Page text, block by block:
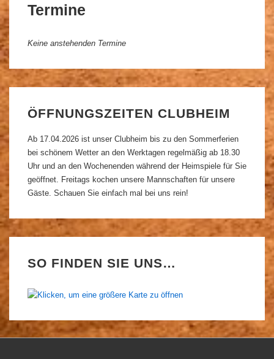
Termine
Keine anstehenden Termine
ÖFFNUNGSZEITEN CLUBHEIM
Ab 17.04.2026 ist unser Clubheim bis zu den Sommerferien
bei schönem Wetter an den Werktagen regelmäßig ab 18.30
Uhr und an den Wochenenden während der Heimspiele für Sie
geöffnet. Freitags kochen unsere Mannschaften für unsere
Gäste. Schauen Sie einfach mal bei uns rein!
SO FINDEN SIE UNS…